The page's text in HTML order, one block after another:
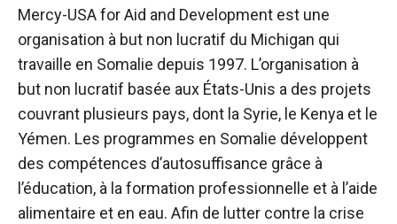
Mercy-USA for Aid and Development est une
organisation à but non lucratif du Michigan qui
travaille en Somalie depuis 1997. L’organisation à
but non lucratif basée aux États-Unis a des projets
couvrant plusieurs pays, dont la Syrie, le Kenya et le
Yémen. Les programmes en Somalie développent
des compétences d’autosuffisance grâce à
l’éducation, à la formation professionnelle et à l’aide
alimentaire et en eau. Afin de lutter contre la crise